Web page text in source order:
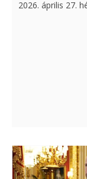
2026. április 27.